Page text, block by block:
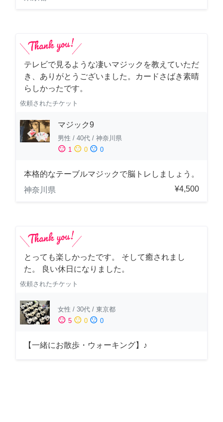
テレビで見るような凄いマジックを教えていただ
き、ありがとうございました。カードさばき素晴
らしかったです。
依頼されたチケット
マジック9
男性 / 40代 / 神奈川県
sentiment_satisfied 1 sentiment_neutral 0 sentiment_dissatisfied 0
本格的なテーブルマジックで脳トレしましょう。
神奈川県
¥4,500
とっても楽しかったです。 そして癒されまし
た。 良い休日になりました。
依頼されたチケット
女性 / 30代 / 東京都
sentiment_satisfied 5 sentiment_neutral 0 sentiment_dissatisfied 0
【一緒にお散歩・ウォーキング】♪